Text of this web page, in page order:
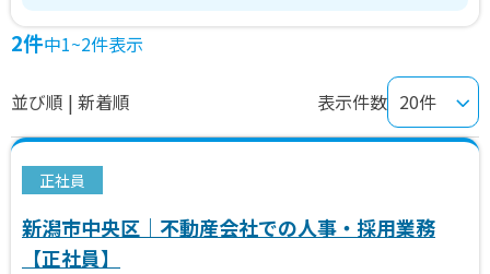
2件中1~2件表示
並び順 | 新着順 表示件数
正社員
新潟市中央区｜不動産会社での人事・採用業務
【正社員】